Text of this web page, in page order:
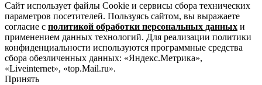
Сайт использует файлы Cookie и сервисы сбора технических
параметров посетителей. Пользуясь сайтом, вы выражаете
согласие с политикой обработки персональных данных и
применением данных технологий. Для реализации политики
конфиденциальности используются программные средства
сбора обезличенных данных: «Яндекс.Метрика»,
«Liveinternet», «top.Mail.ru».
Принять